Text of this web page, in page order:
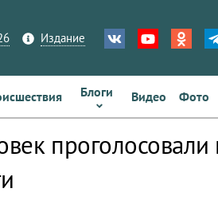
Издание
Блоги Видео Фото